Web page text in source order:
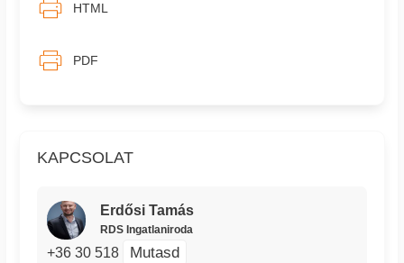
KAPCSOLAT
Erdősi Tamás
RDS Ingatlaniroda
+36 30 518 Mutasd
HTML
PDF